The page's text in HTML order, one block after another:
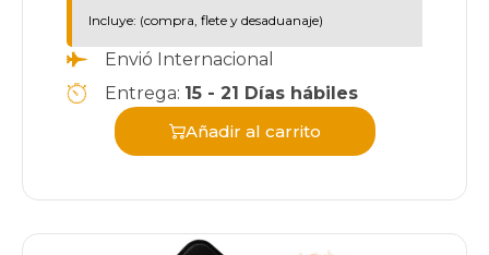
Incluye: (compra, flete y desaduanaje)
Envió Internacional
Entrega: 15 - 21 Días hábiles
Añadir al carrito